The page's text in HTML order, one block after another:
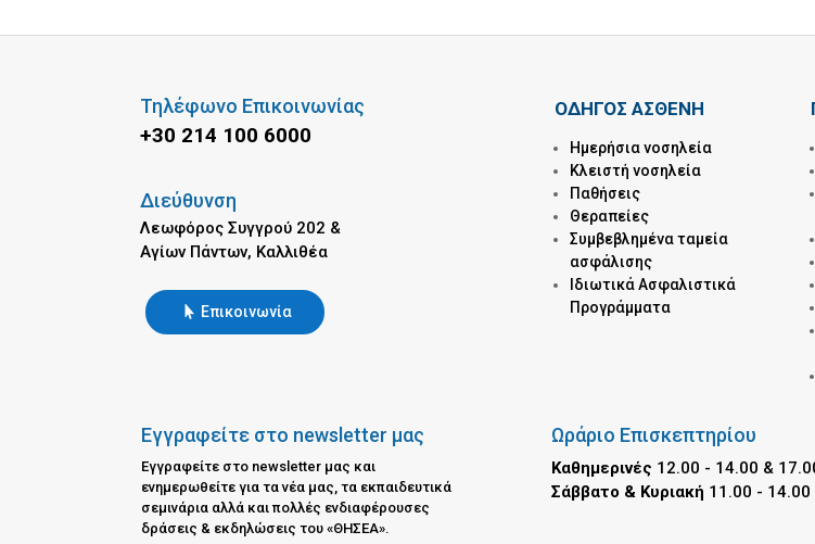
Τηλέφωνο Επικοινωνίας
+30 214 100 6000
Διεύθυνση
Λεωφόρος Συγγρού 202 &
Αγίων Πάντων, Καλλιθέα
Επικοινωνία
ΟΔΗΓΟΣ ΑΣΘΕΝΗ
Ημερήσια νοσηλεία
Kλειστή νοσηλεία
Παθήσεις
Θεραπείες
Συμβεβλημένα ταμεία
ασφάλισης
Ιδιωτικά Ασφαλιστικά
Προγράμματα
Εγγραφείτε στο newsletter μας
Εγγραφείτε στο newsletter μας και
ενημερωθείτε για τα νέα μας, τα εκπαιδευτικά
σεμινάρια αλλά και πολλές ενδιαφέρουσες
δράσεις & εκδηλώσεις του «ΘΗΣΕΑ».
Ωράριο Επισκεπτηρίου
Καθημερινές 12.00 - 14.00 &
Σάββατο & Κυριακή 11.00 -